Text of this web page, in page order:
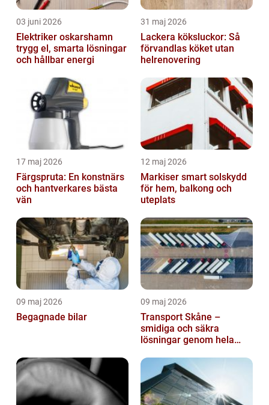
03 juni 2026
Elektriker oskarshamn
trygg el, smarta lösningar
och hållbar energi
31 maj 2026
Lackera köksluckor: Så
förvandlas köket utan
helrenovering
17 maj 2026
Färgspruta: En konstnärs
och hantverkares bästa
vän
12 maj 2026
Markiser smart solskydd
för hem, balkong och
uteplats
09 maj 2026
Begagnade bilar
09 maj 2026
Transport Skåne –
smidiga och säkra
lösningar genom hela